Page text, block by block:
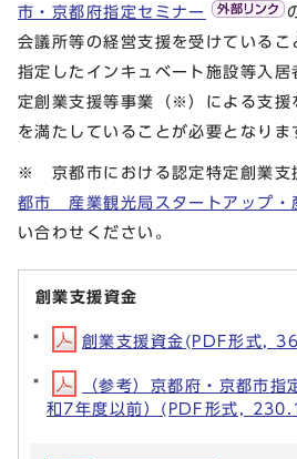
市・京都府指定セミナー
会議所等の経営支援を受けている
指定したインキュベート施設等入
定創業支援等事業（※）による支援
を満たしていることが必要となりま
※ 京都市における認定特定創業支
都市 産業観光局スタートアップ・
い合わせください。
創業支援資金
創業支援資金(PDF形式,
（参考）京都府・京都市指
和7年度以前）(PDF形式,